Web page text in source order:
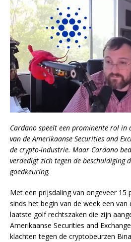
Cardano speelt een prominente rol in
van de Amerikaanse Securities and
de crypto-industrie. Maar Cardano
verdedigt zich tegen de beschuldiging
goedkeuring.
Met een prijsdaling van ongeveer 15
sinds het begin van de week een van
laatste golf rechtszaken die zijn
Amerikaanse Securities and
klachten tegen de cryptobeurzen